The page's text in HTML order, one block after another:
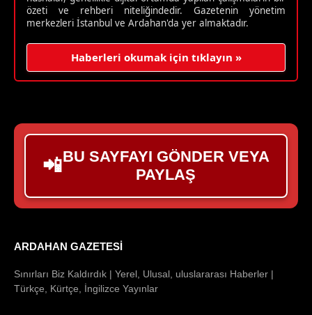
özeti ve rehberi niteliğindedir. Gazetenin yönetim
merkezleri İstanbul ve Ardahan'da yer almaktadır.
Haberleri okumak için tıklayın »
📲BU SAYFAYI GÖNDER VEYA
PAYLAŞ
ARDAHAN GAZETESI
Sınırları Biz Kaldırdık | Yerel, Ulusal, uluslararası Haberler |
Türkçe, Kürtçe, İngilizce Yayınlar